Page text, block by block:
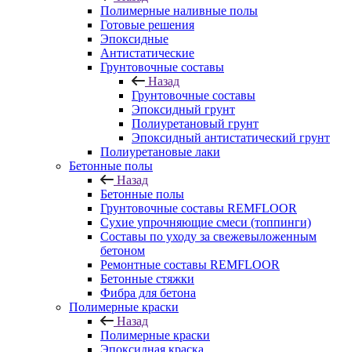
Полимерные наливные полы
Готовые решения
Эпоксидные
Антистатические
Грунтовочные составы
Назад
Грунтовочные составы
Эпоксидный грунт
Полиуретановый грунт
Эпоксидный антистатический грунт
Полиуретановые лаки
Бетонные полы
Назад
Бетонные полы
Грунтовочные составы REMFLOOR
Сухие упрочняющие смеси (топпинги)
Составы по уходу за свежевыложенным
бетоном
Ремонтные составы REMFLOOR
Бетонные стяжки
Фибра для бетона
Полимерные краски
Назад
Полимерные краски
Эпоксидная краска